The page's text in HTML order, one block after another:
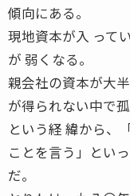
傾向にある。
現地資本が入 って
が 弱くなる。
親会社の資本が大
が得られない中で
という経 緯から、
ことを言う」とい
だ。